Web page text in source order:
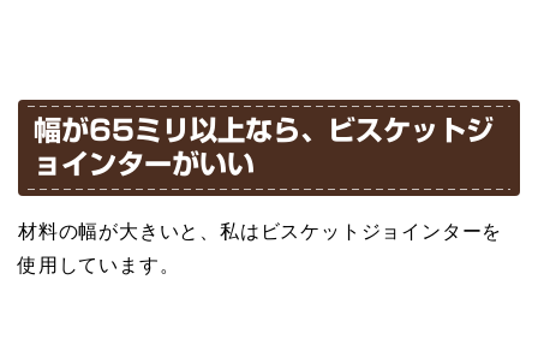
幅が65ミリ以上なら、ビスケットジ
ョインターがいい
材料の幅が大きいと、私はビスケットジョインターを
使用しています。